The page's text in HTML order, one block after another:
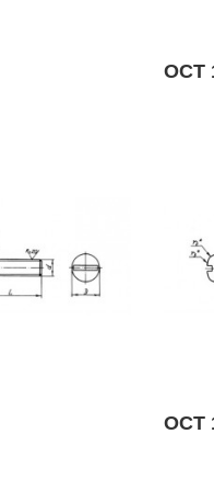
ОСТ
ОСТ